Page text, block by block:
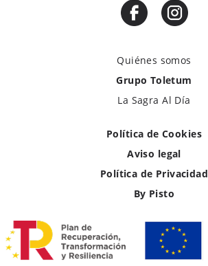
Quiénes somos
Grupo Toletum
La Sagra Al Día
Política de Cookies
Aviso legal
Política de Privacidad
By Pisto